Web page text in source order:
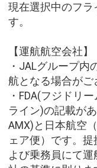
現在選択中のフ
す。
【運航航空会社】
・JALグループ内
航となる場合がご
・FDA(フジドリ
ライン)の記載が
AMX)と日本航空
ェア便）です。
よび乗務員にて